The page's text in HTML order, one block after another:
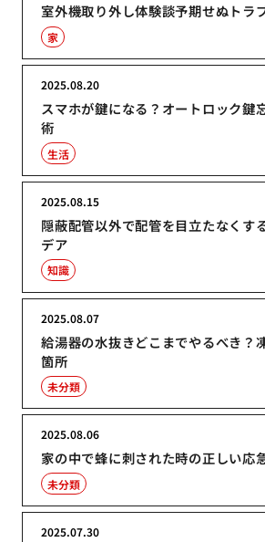
室外機取り外し体験談予期せぬトラ
家
スマホが鍵になる？オートロック鍵
術
2025.08.20
生活
隠蔽配管以外で配管を目立たなくす
デア
2025.08.15
知識
給湯器の水抜きどこまでやるべき？
箇所
2025.08.07
未分類
家の中で蜂に刺された時の正しい応
2025.08.06
未分類
2025.07.30